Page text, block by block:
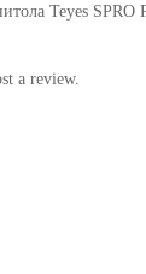
Teyes SPRO
a review.